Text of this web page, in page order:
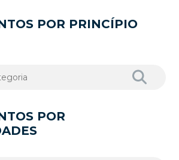
POR PRINCÍPIO
POR